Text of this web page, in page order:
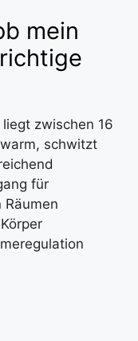
mein
zwischen 16
schwitzt
für
Räumen